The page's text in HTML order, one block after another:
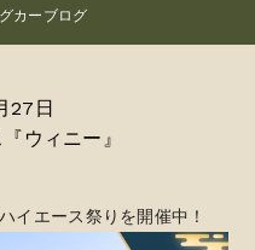
カーブログ
27日
ウィニー』
イエース祭りを開催中！